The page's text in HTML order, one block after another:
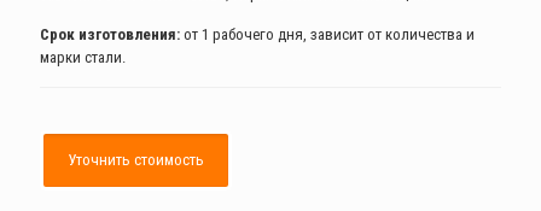
Срок изготовления: от 1 рабочего дня, зависит от количества и
марки стали.
Уточнить стоимость